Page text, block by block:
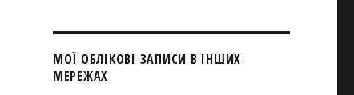
МОЇ ОБЛІКОВІ ЗАПИСИ В ІНШИХ
МЕРЕЖАХ